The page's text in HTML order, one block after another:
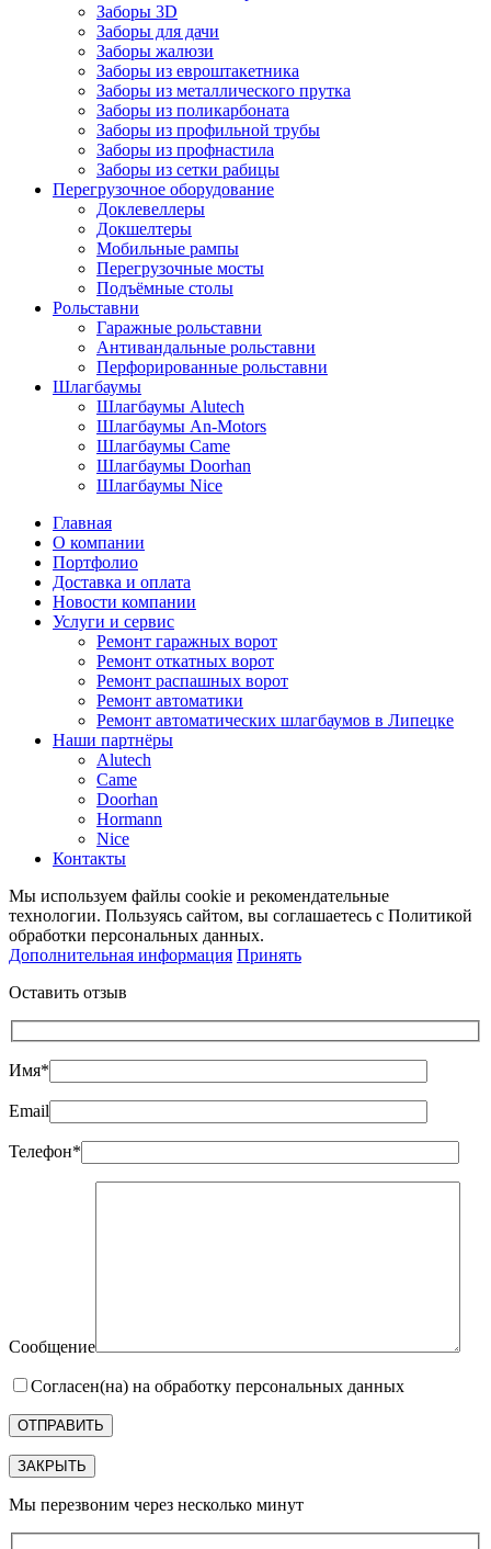
Заборы 3D
Заборы для дачи
Заборы жалюзи
Заборы из евроштакетника
Заборы из металлического прутка
Заборы из поликарбоната
Заборы из профильной трубы
Заборы из профнастила
Заборы из сетки рабицы
Перегрузочное оборудование
Доклевеллеры
Докшелтеры
Мобильные рампы
Перегрузочные мосты
Подъёмные столы
Рольставни
Гаражные рольставни
Антивандальные рольставни
Перфорированные рольставни
Шлагбаумы
Шлагбаумы Alutech
Шлагбаумы An-Motors
Шлагбаумы Came
Шлагбаумы Doorhan
Шлагбаумы Nice
Главная
О компании
Портфолио
Доставка и оплата
Новости компании
Услуги и сервис
Ремонт гаражных ворот
Ремонт откатных ворот
Ремонт распашных ворот
Ремонт автоматики
Ремонт автоматических шлагбаумов в Липецке
Наши партнёры
Alutech
Came
Doorhan
Hormann
Nice
Контакты
Мы используем файлы cookie и рекомендательные
технологии. Пользуясь сайтом, вы соглашаетесь с Политикой
обработки персональных данных.
Дополнительная информация Принять
Оставить отзыв
Имя*
Email
Телефон*
Сообщение
Согласен(на) на обработку персональных данных
ЗАКРЫТЬ
Мы перезвоним через несколько минут